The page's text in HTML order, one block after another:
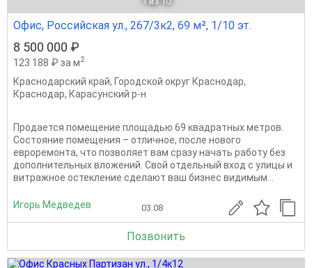
Офис, Российская ул., 267/3к2, 69 м², 1/10 эт.
8 500 000 ₽
123 188 ₽ за м2
Краснодарский край, Городской округ Краснодар,
Краснодар, Карасунский р-н
Продается помещение площадью 69 квадратных метров.
Состояние помещения – отличное, после нового
евроремонта, что позволяет вам сразу начать работу без
дополнительных вложений. Свой отдельный вход с улицы и
витражное остекление сделают ваш бизнес видимым...
Игорь Медведев 03.08
Позвонить